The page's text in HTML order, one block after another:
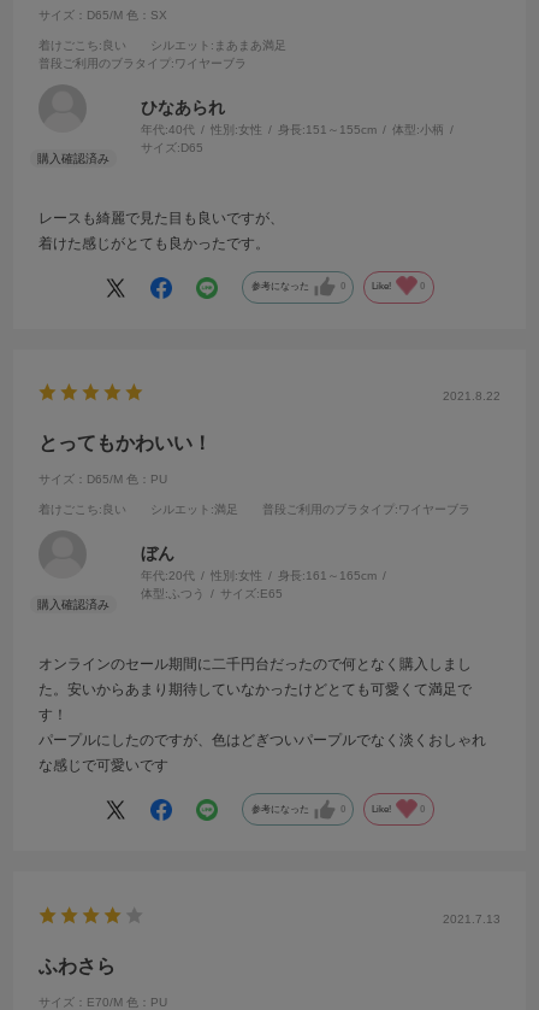
サイズ：D65/M 色：SX
着けごこち:良い シルエット :まあまあ満足
普段ご利用のブラタイプ :ワイヤーブラ
ひなあられ
年代:40代 性別:女性 身長:151～155cm 体型:小柄
サイズ:D65
レースも綺麗で見た目も良いですが、
着けた感じがとても良かったです。
参考になった 0 Like! 0
2021.8.22
とってもかわいい！
サイズ：D65/M 色：PU
着けごこち:良い シルエット :満足 普段ご利用のブラタイプ :ワイヤーブラ
ぼん
年代:20代 性別:女性 身長:161～165cm
体型:ふつう サイズ:E65
オンラインのセール期間に二千円台だったので何となく購入しまし
た。安いからあまり期待していなかったけどとても可愛くて満足で
す！
パープルにしたのですが、色はどぎついパープルでなく淡くおしゃれ
な感じで可愛いです
参考になった 0 Like! 0
2021.7.13
ふわさら
サイズ：E70/M 色：PU